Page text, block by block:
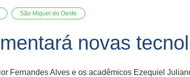
São Miguel do Oeste
novas
Fernandes Alves e os acadêmicos Ezequiel